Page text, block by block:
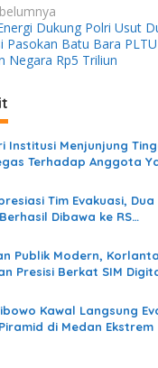
Dukung Polri Usut
Pasokan Batu Bara
Negara Rp5 Triliun
Institusi Menjunjung
Terhadap Anggota
Tim Evakuasi,
Dibawa ke RS
Publik Modern,
Presisi Berkat SIM
Kawal Langsung
di Medan Ekstrem